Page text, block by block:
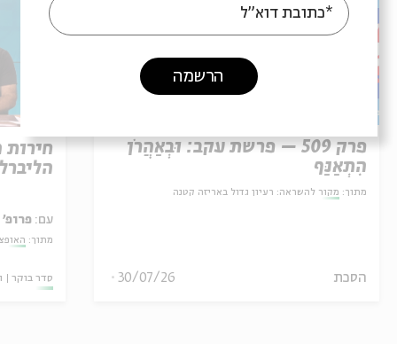
פרק 509 – פרשת עקב: וּבְאַהֲרֹן
הִתְאַנַּף
מתוך: מקור להשראה: רעיון גדול באריזה קטנה
הסכת 30/07/26
חירות
עם: פרופ'
מתוך:
סדר בוקר
*כתובת דוא"ל
הרשמה